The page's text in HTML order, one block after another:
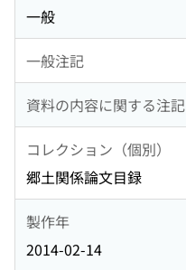
一般
一般注記
資料の内容に関する注記
コレクション（個別）
郷土関係論文目録
製作年
2014-02-14